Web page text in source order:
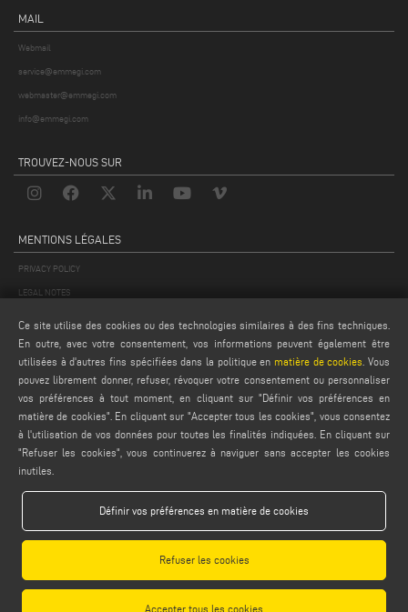
MAIL
Webmail
service@emmegi.com
webmaster@emmegi.com
info@emmegi.com
TROUVEZ-NOUS SUR
MENTIONS LÉGALES
PRIVACY POLICY
LEGAL NOTES
CONDITIONS GÉNÉRALES DE VENTE
CONDITIONS GÉNÉRALES DE DISTRIBUTION
PARAMÈTRES DES COOKIES
Emmegi S.p.a. - Via Archimede, 10 - 41019 - Limidi di Soliera (MO) - ITALY -
tel +39 059 895411- P.Iva/C.Fisc 01978870366
Capitale Sociale € 2.080.000,00 i.v. - Nr. Identificazione I.V.A. IT 01978870366 - R.I.
Modena 01978870366 - R.E.A Modena 256411
Ce site utilise des cookies ou des technologies similaires à des fins techniques.
En outre, avec votre consentement, vos informations peuvent également être
utilisées à d'autres fins spécifiées dans la politique en matière de cookies . Vous
pouvez librement donner, refuser, révoquer votre consentement ou personnaliser
vos préférences à tout moment, en cliquant sur "Définir vos préférences en
matière de cookies". En cliquant sur "Accepter tous les cookies", vous consentez
à l'utilisation de vos données pour toutes les finalités indiquées. En cliquant sur
"Refuser les cookies", vous continuerez à naviguer sans accepter les cookies
inutiles.
Définir vos préférences en matière de cookies
Refuser les cookies
Accepter tous les cookies